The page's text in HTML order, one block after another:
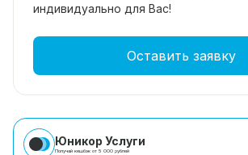
индивидуально для Вас!
Оставить заявку
Юникор Услуги
Получай кешбэк от 5 000 рублей